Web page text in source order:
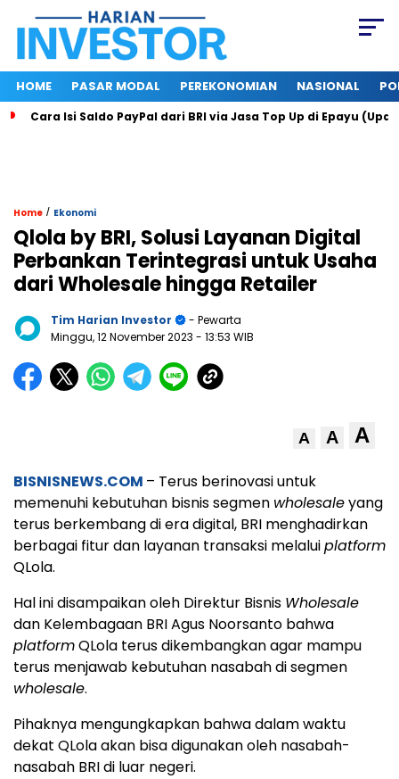
HOME PASAR MODAL PEREKONOMIAN NASIONAL
Cara Isi Saldo PayPal dari BRI via Jasa Top Up di Epayu
Home / Ekonomi
Qlola by BRI, Solusi Layanan Digital
Perbankan Terintegrasi untuk Usaha
dari Wholesale hingga Retailer
Tim Harian Investor
- Pewarta
Minggu, 12 November 2023 - 13:53 WIB
A A A
BISNISNEWS.COM – Terus berinovasi untuk
memenuhi kebutuhan bisnis segmen wholesaleyang
terus berkembang di era digital, BRI menghadirkan
berbagai fitur dan layanan transaksi melaluiplatform
QLola.
Hal ini disampaikan oleh Direktur Bisnis Wholesale
dan Kelembagaan BRI Agus Noorsanto bahwa
platformQLola terus dikembangkan agar mampu
terus menjawab kebutuhan nasabah di segmen
wholesale.
Pihaknya mengungkapkan bahwa dalam waktu
dekat QLola akan bisa digunakan oleh nasabah-
nasabah BRI di luar negeri.